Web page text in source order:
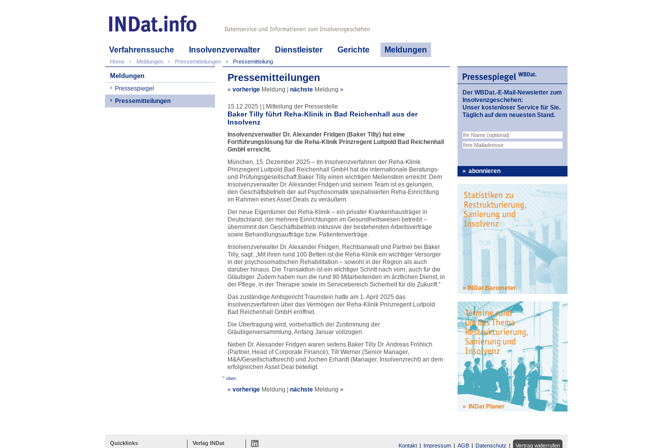
Verfahrenssuche Insolvenzverwalter Dienstleister Gerichte Meldungen
Home Meldungen Pressemitteilungen Pressemitteilung
Meldungen
Pressespiegel
Pressemitteilungen
Pressemitteilungen
« vorherige Meldung nächste Meldung »
15.12.2025 | | Mitteilung der Pressestelle
Baker Tilly führt Reha-Klinik in Bad Reichenhall aus der
Insolvenz
Insolvenzverwalter Dr. Alexander Fridgen (Baker Tilly) hat eine
Fortführungslösung für die Reha-Klinik Prinzregent Luitpold Bad Reichenhall
GmbH erreicht.
München, 15. Dezember 2025 – Im Insolvenzverfahren der Reha-Klinik
Prinzregent Luitpold Bad Reichenhall GmbH hat die internationale Beratungs-
und Prüfungsgesellschaft Baker Tilly einen wichtigen Meilenstein erreicht: Dem
Insolvenzverwalter Dr. Alexander Fridgen und seinem Team ist es gelungen,
den Geschäftsbetrieb der auf Psychosomatik spezialisierten Reha-Einrichtung
im Rahmen eines Asset Deals zu veräußern.
Der neue Eigentümer der Reha-Klinik – ein privater Krankenhausträger in
Deutschland, der mehrere Einrichtungen im Gesundheitswesen betreibt –
übernimmt den Geschäftsbetrieb inklusive der bestehenden Arbeitsverträge
sowie Behandlungsaufträge bzw. Patientenverträge.
Insolvenzverwalter Dr. Alexander Fridgen, Rechtsanwalt und Partner bei Baker
Tilly, sagt: „Mit ihren rund 100 Betten ist die Reha-Klinik ein wichtiger Versorger
in der psychosomatischen Rehabilitation – sowohl in der Region als auch
darüber hinaus. Die Transaktion ist ein wichtiger Schritt nach vorn, auch für die
Gläubiger. Zudem haben nun die rund 90 Mitarbeitenden im ärztlichen Dienst, in
der Pflege, in der Therapie sowie im Servicebereich Sicherheit für die Zukunft.“
Das zuständige Amtsgericht Traunstein hatte am 1. April 2025 das
Insolvenzverfahren über das Vermögen der Reha-Klinik Prinzregent Luitpold
Bad Reichenhall GmbH eröffnet.
Die Übertragung wird, vorbehaltlich der Zustimmung der
Gläubigerversammlung, Anfang Januar vollzogen.
Neben Dr. Alexander Fridgen waren seitens Baker Tilly Dr. Andreas Fröhlich
(Partner, Head of Corporate Finance), Till Werner (Senior Manager,
M&A/Gesellschaftsrecht) und Jochen Erhardt (Manager, Insolvenzrecht) an dem
erfolgreichen Asset Deal beteiligt.
^ oben
« vorherige Meldung nächste Meldung »
Der WBDat.-E-Mail-Newsletter zum
Insolvenzgeschehen:
Unser kostenloser Service für Sie.
Täglich auf dem neuesten Stand.
abonnieren
INDat Barometer
INDat Planer
Kontakt Impressum AGB Datenschutz Vertrag widerrufen
Quicklinks
Verlag INDat